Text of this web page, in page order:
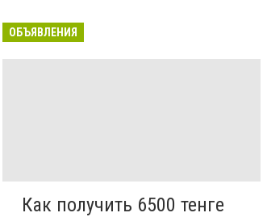
ОБЪЯВЛЕНИЯ
Как получить 6500 тенге